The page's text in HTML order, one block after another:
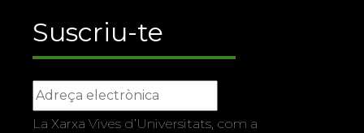
Suscriu-te
La Xarxa Vives d’Universitats, com a